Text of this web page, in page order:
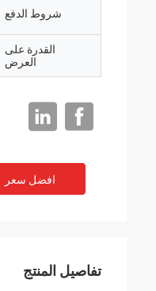
شروط الدفع
القدرة على
العرض
افضل سعر
تفاصيل المنتج